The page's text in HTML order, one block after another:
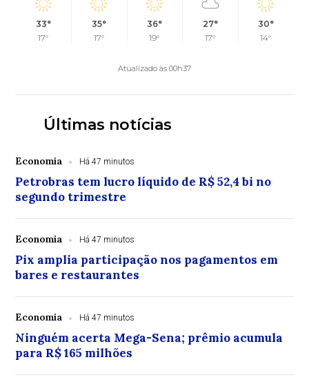
33°
17°
35°
17°
36°
19°
27°
17°
30°
14°
Atualizado às 00h37
Últimas notícias
Economia Há 47 minutos
Petrobras tem lucro líquido de R$ 52,4 bi no
segundo trimestre
Economia Há 47 minutos
Pix amplia participação nos pagamentos em
bares e restaurantes
Economia Há 47 minutos
Ninguém acerta Mega-Sena; prêmio acumula
para R$ 165 milhões